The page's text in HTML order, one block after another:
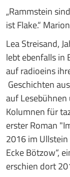
„Rammstein
ist Flake.“
Lea Streisand,
lebt ebenfalls in
auf radioeins
Geschichten
auf
Kolumnen für
erster Roman
2016 im Ullstein
Ecke Bötzow“,
erschien dort